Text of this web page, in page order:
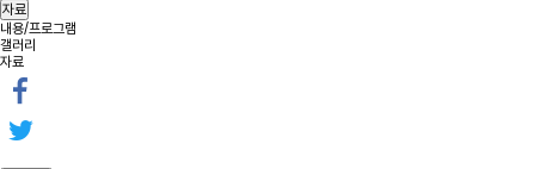
자료
내용/프로그램
갤러리
자료